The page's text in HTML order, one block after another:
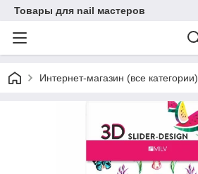
Товары для nail мастеров
Интернет-магазин (все категории)